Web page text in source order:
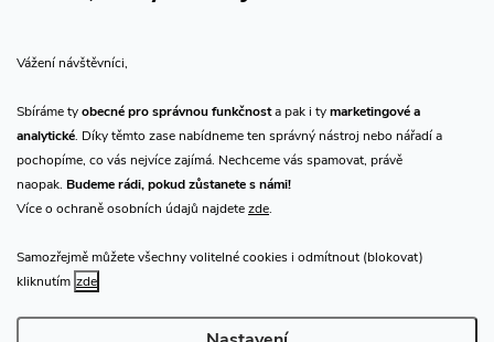
Vážení návštěvníci,
Sbíráme tyobecné pro správnou funkčnosta pak i tymarketingové a
analytické. Díky těmto zase nabídneme ten správný nástroj nebo nářadí a
pochopíme, co vás nejvíce zajímá. Nechceme vás spamovat, právě
naopak. Budeme rádi, pokud zůstanete s námi!
Více o ochraně osobních údajů najdetezde.
Samozřejmě můžete všechny volitelné cookies i odmítnout (blokovat)
kliknutím zde
Přijímáme online platby